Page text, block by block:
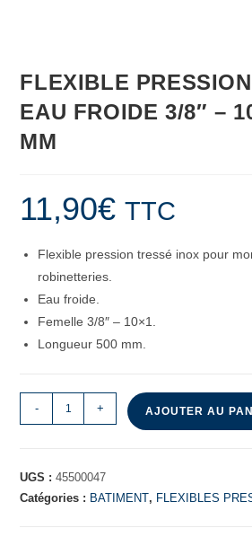
FLEXIBLE
EAU FROIDE 3/8″ –
MM
11,90€ TTC
Flexible pression tressé inox pour
robinetteries.
Eau froide.
Femelle 3/8″ – 10×1.
Longueur 500 mm.
- + AJOUTER AU
UGS :45500047
Catégories : BATIMENT, FLEXIBLES